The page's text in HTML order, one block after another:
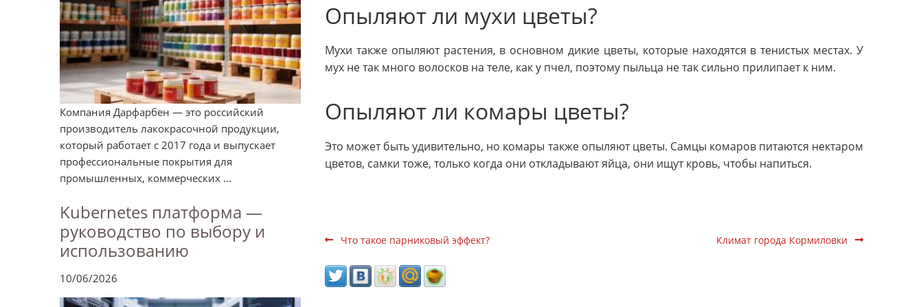
Компания Дарфарбен — это российский
производитель лакокрасочной продукции,
который работает с 2017 года и выпускает
профессиональные покрытия для
промышленных, коммерческих ...
Kubernetes платформа —
руководство по выбору и
использованию
10/06/2026
Опыляют ли мухи цветы?
Мухи также опыляют растения, в основном дикие цветы, которые находятся в тенистых местах. У
мух не так много волосков на теле, как у пчел, поэтому пыльца не так сильно прилипает к ним.
Опыляют ли комары цветы?
Это может быть удивительно, но комары также опыляют цветы. Самцы комаров питаются нектаром
цветов, самки тоже, только когда они откладывают яйца, они ищут кровь, чтобы напиться.
Что такое парниковый эффект? Климат города Кормиловки